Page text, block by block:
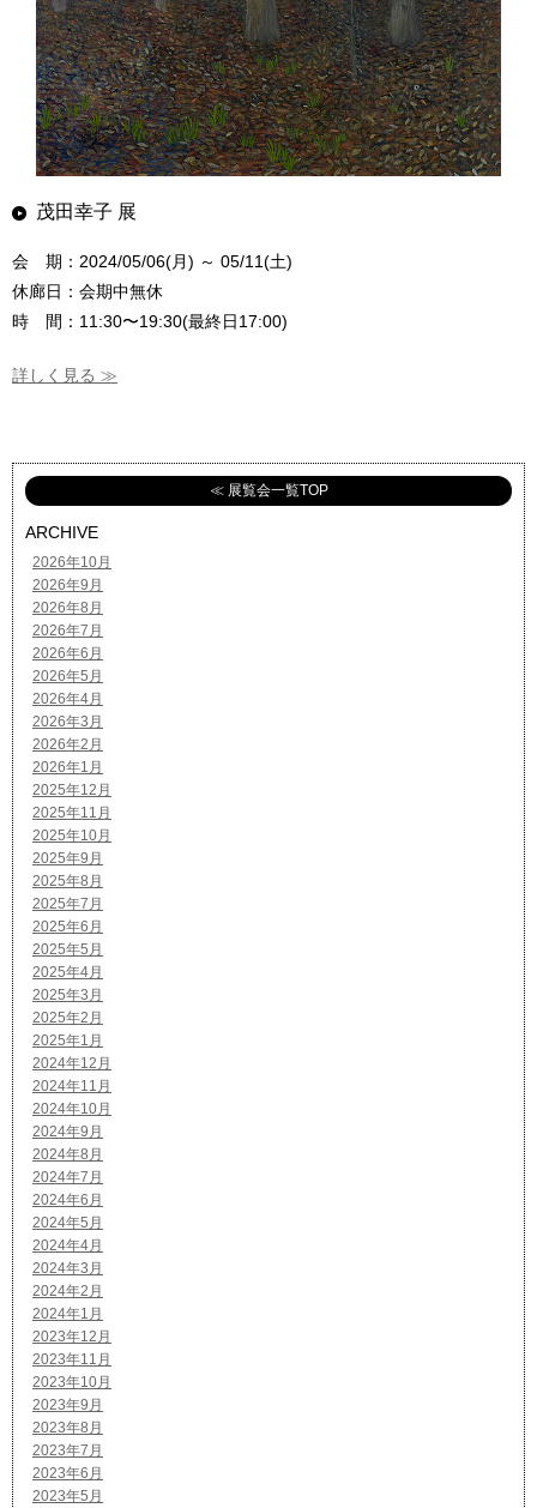
茂田幸子 展
会 期：2024/05/06(月) ～ 05/11(土)
休廊日：会期中無休
時 間：11:30〜19:30(最終日17:00)
詳しく見る ≫
≪ 展覧会一覧TOP
ARCHIVE
2026年10月
2026年9月
2026年8月
2026年7月
2026年6月
2026年5月
2026年4月
2026年3月
2026年2月
2026年1月
2025年12月
2025年11月
2025年10月
2025年9月
2025年8月
2025年7月
2025年6月
2025年5月
2025年4月
2025年3月
2025年2月
2025年1月
2024年12月
2024年11月
2024年10月
2024年9月
2024年8月
2024年7月
2024年6月
2024年5月
2024年4月
2024年3月
2024年2月
2024年1月
2023年12月
2023年11月
2023年10月
2023年9月
2023年8月
2023年7月
2023年6月
2023年5月